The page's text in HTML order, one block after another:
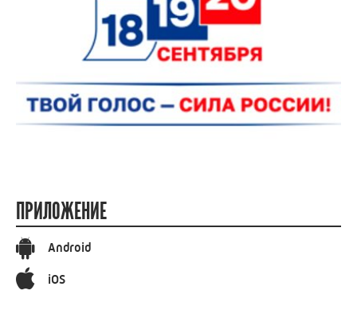
ПРИЛОЖЕНИЕ
Android
iOS